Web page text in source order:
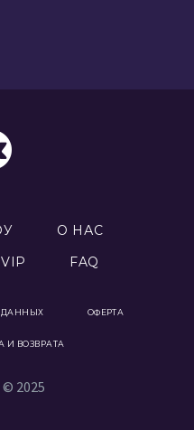
О НАС
VIP FAQ
ДАННЫХ ОФЕРТА
И ВОЗВРАТА
2025